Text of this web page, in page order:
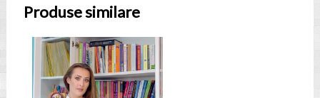
Produse similare